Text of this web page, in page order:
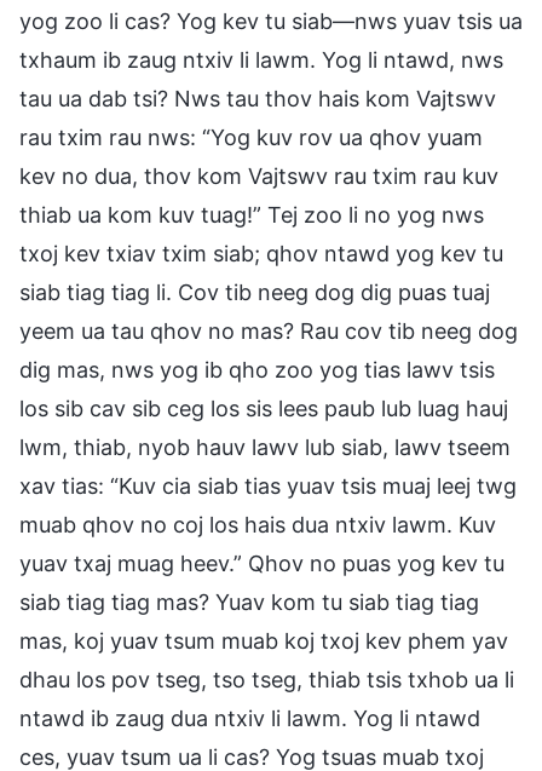
yog zoo li cas? Yog kev tu siab—nws yuav tsis ua
txhaum ib zaug ntxiv li lawm. Yog li ntawd, nws
tau ua dab tsi? Nws tau thov hais kom Vajtswv
rau txim rau nws: “Yog kuv rov ua qhov yuam
kev no dua, thov kom Vajtswv rau txim rau kuv
thiab ua kom kuv tuag!” Tej zoo li no yog nws
txoj kev txiav txim siab; qhov ntawd yog kev tu
siab tiag tiag li. Cov tib neeg dog dig puas tuaj
yeem ua tau qhov no mas? Rau cov tib neeg dog
dig mas, nws yog ib qho zoo yog tias lawv tsis
los sib cav sib ceg los sis lees paub lub luag hauj
lwm, thiab, nyob hauv lawv lub siab, lawv tseem
xav tias: “Kuv cia siab tias yuav tsis muaj leej twg
muab qhov no coj los hais dua ntxiv lawm. Kuv
yuav txaj muag heev.” Qhov no puas yog kev tu
siab tiag tiag mas? Yuav kom tu siab tiag tiag
mas, koj yuav tsum muab koj txoj kev phem yav
dhau los pov tseg, tso tseg, thiab tsis txhob ua li
ntawd ib zaug dua ntxiv li lawm. Yog li ntawd
ces, yuav tsum ua li cas? Yog tsuas muab txoj